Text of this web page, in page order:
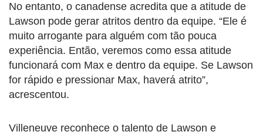
No entanto, o canadense acredita que a atitude de
Lawson pode gerar atritos dentro da equipe. “Ele é
muito arrogante para alguém com tão pouca
experiência. Então, veremos como essa atitude
funcionará com Max e dentro da equipe. Se Lawson
for rápido e pressionar Max, haverá atrito”,
acrescentou.
Villeneuve reconhece o talento de Lawson e